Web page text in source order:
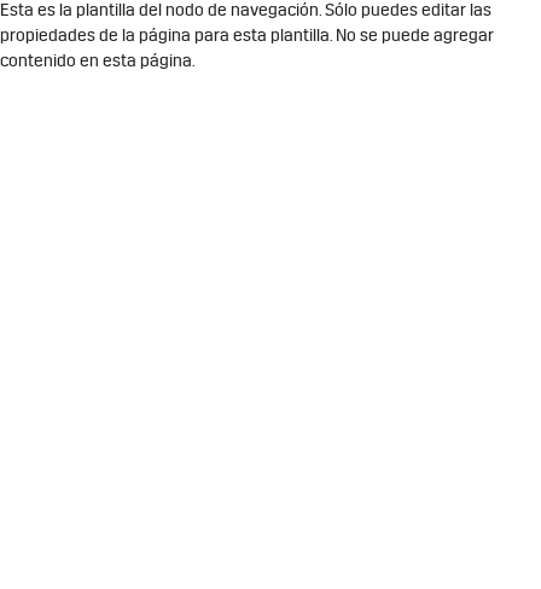
Esta es la plantilla del nodo de navegación. Sólo puedes editar las
propiedades de la página para esta plantilla. No se puede agregar
contenido en esta página.